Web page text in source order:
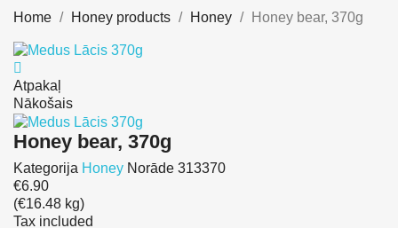
Home Honey products Honey Honey bear, 370g
Atpakaļ
Nākošais
Honey bear, 370g
Kategorija Honey Norāde 313370
€6.90
(€16.48 kg)
Tax included